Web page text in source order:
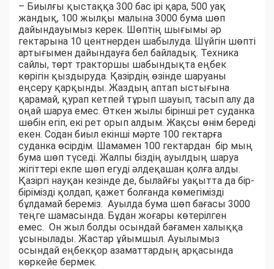
– Биылғы қыстаққа 300 бас ірі қара, 500 уақ
жандық, 100 жылқы малына 3000 бума шөп
дайындауымыз керек. Шөптің шығымы әр
гектарына 10 центнерден шабылуда. Шүйгін шөпті
артығымен дайындауға бел байладық. Техника
сайлы, төрт тракторшы шабындықта еңбек
көрігін қыздыруда. Қазірдің өзінде шаруаны
еңсеру қарқынды. Жаздың аптап ыстығына
қарамай, қурап кетпей тұрып шауып, тасып алу да
оңай шаруа емес. Өткен жылы бірінші рет суданка
шөбін егіп, екі рет орып алдым. Жақсы өнім береді
екен. Содан биыл екінші мәрте 100 гектарға
суданка өсірдім. Шамамен 100 гектардан бір мың
бума шөп түседі. Жалпы біздің ауылдың шаруа
жігіттері екпе шөп егуді әлдеқашан қолға алды.
Қазіргі науқан кезінде де, былайғы уақытта да бір-
бірімізді қолдап, қажет болғанда көмегімізді
бұлдамай береміз. Ауылда бума шөп бағасы 3000
теңге шамасында. Бұдан жоғары көтерілген
емес. Он жыл болды осындай бағамен халыққа
ұсынылады. Жастар ұйымшыл. Ауылымыз
осындай еңбекқор азаматтардың арқасында
көркейе бермек.